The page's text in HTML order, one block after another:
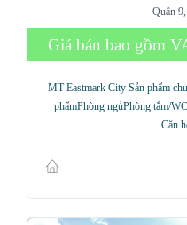
Quận
Giá bán bao gồm
MT Eastmark City Sản phẩm
phẩmPhòng ngủPhòng tắm/
Căn